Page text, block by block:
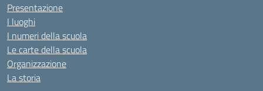
Presentazione
I luoghi
I numeri della scuola
Le carte della scuola
Organizzazione
La storia